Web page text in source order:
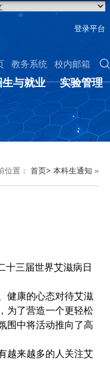
登录平台
教务系统 校内邮箱
生与就业 实验管理
位置： 首页> 本科生通知 »
十三届世界艾滋病日
健康的心态对待艾滋
为了营造一个更轻松
围中将活动推向了高
越来越多的人 关注艾